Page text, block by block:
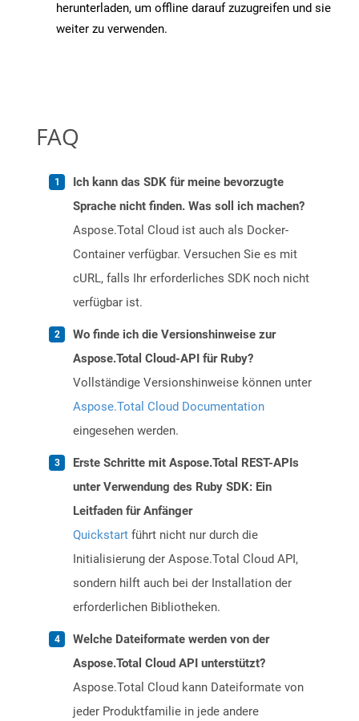
herunterladen, um offline darauf zuzugreifen und sie
weiter zu verwenden.
FAQ
Ich kann das SDK für meine bevorzugte
Sprache nicht finden. Was soll ich machen?
Aspose.Total Cloud ist auch als Docker-
Container verfügbar. Versuchen Sie es mit
cURL, falls Ihr erforderliches SDK noch nicht
verfügbar ist.
Wo finde ich die Versionshinweise zur
Aspose.Total Cloud-API für Ruby?
Vollständige Versionshinweise können unter
Aspose.Total Cloud Documentation
eingesehen werden.
Erste Schritte mit Aspose.Total REST-APIs
unter Verwendung des Ruby SDK: Ein
Leitfaden für Anfänger
Quickstart führt nicht nur durch die
Initialisierung der Aspose.Total Cloud API,
sondern hilft auch bei der Installation der
erforderlichen Bibliotheken.
Welche Dateiformate werden von der
Aspose.Total Cloud API unterstützt?
Aspose.Total Cloud kann Dateiformate von
jeder Produktfamilie in jede andere